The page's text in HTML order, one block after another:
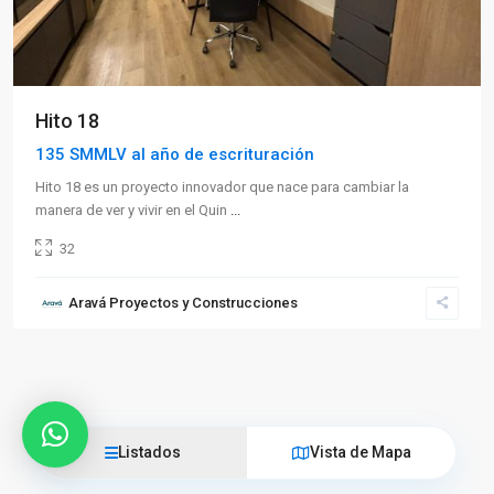
Hito 18
135 SMMLV al año de escrituración
Hito 18 es un proyecto innovador que nace para cambiar la
manera de ver y vivir en el Quin
32
Aravá Proyectos y Construcciones
Listados Vista de Mapa